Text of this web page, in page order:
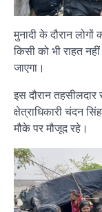
मुनादी के दौरान
किसी को भी राहत
जाएगा।
इस दौरान
क्षेत्राधिकारी चंदन
मौके पर मौजूद रहे।